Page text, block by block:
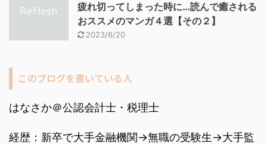
疲れ切ってしまった時に…読んで癒される
おススメのマンガ４選【その２】
2023/6/20
このブログを書いている人
はなさか＠公認会計士・税理士
経歴：新卒で大手金融機関→無職の受験生→大手監